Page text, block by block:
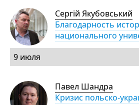
Сергій Якубовський
Благодарность
национального
9 июля
Павел Шандра
Кризис польско-